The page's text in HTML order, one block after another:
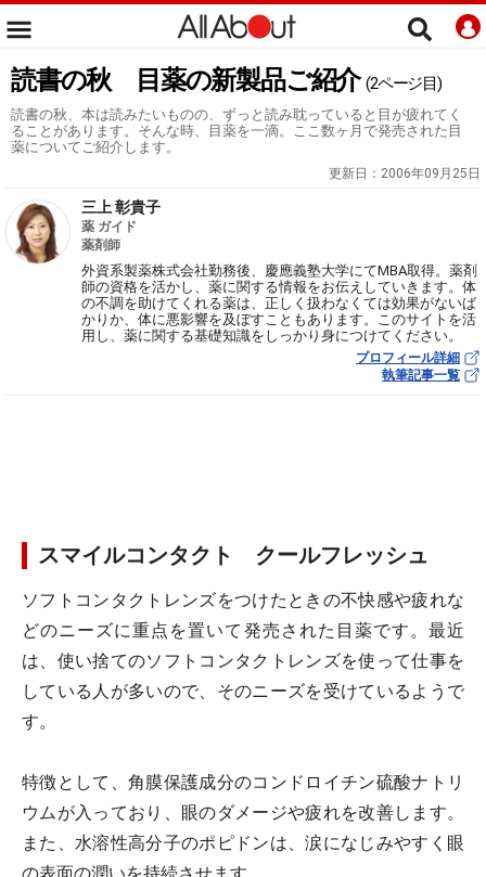
読書の秋 目薬の新製品ご紹介 (2ページ目)
読書の秋、本は読みたいものの、ずっと読み耽っていると目が疲れてく
ることがあります。そんな時、目薬を一滴。ここ数ヶ月で発売された目
薬についてご紹介します。
更新日： 2006年09月25日
三上 彰貴子
薬 ガイド
薬剤師
外資系製薬株式会社勤務後、慶應義塾大学にてMBA取得。薬剤
師の資格を活かし、薬に関する情報をお伝えしていきます。体
の不調を助けてくれる薬は、正しく扱わなくては効果がないば
かりか、体に悪影響を及ぼすこともあります。このサイトを活
用し、薬に関する基礎知識をしっかり身につけてください。
プロフィール詳細
執筆記事一覧
スマイルコンタクト クールフレッシュ
ソフトコンタクトレンズをつけたときの不快感や疲れな
どのニーズに重点を置いて発売された目薬です。最近
は、使い捨てのソフトコンタクトレンズを使って仕事を
している人が多いので、そのニーズを受けているようで
す。
特徴として、角膜保護成分のコンドロイチン硫酸ナトリ
ウムが入っており、眼のダメージや疲れを改善します。
また、水溶性高分子のポピドンは、涙になじみやすく眼